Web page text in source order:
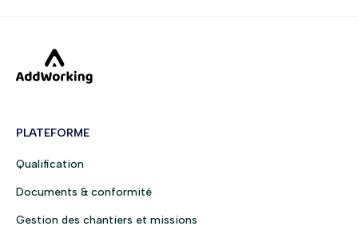
PLATEFORME
Qualification
Documents & conformité
Gestion des chantiers et missions